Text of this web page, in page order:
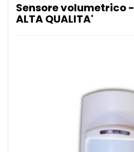
Sensore volumetrico -
ALTA QUALITA'